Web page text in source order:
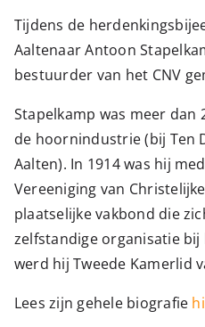
Tijdens de
Aaltenaar Antoon
bestuurder van het CNV
Stapelkamp was meer dan
de hoornindustrie (bij Ten
Aalten). In 1914 was hij
Vereeniging van
plaatselijke vakbond die
zelfstandige organisatie bij
werd hij Tweede Kamerlid
Lees zijn gehele biografie